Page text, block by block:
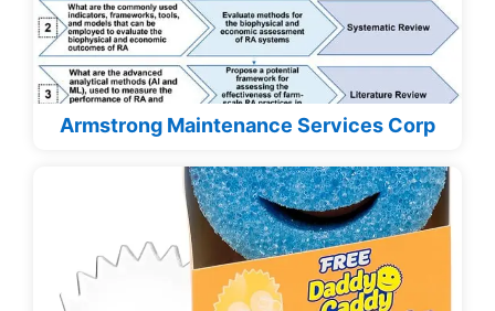
Armstrong Maintenance Services Corp